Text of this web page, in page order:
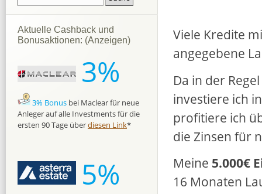
Viele Kredite
angegebene
Da in der
investiere ich
profitiere ich
die Zinsen für
Meine 5.000€
16 Monaten
Aktuelle Cashback und
Bonusaktionen: (Anzeigen)
3%
3% Bonus bei Maclear für neue
Anleger auf alle Investments für die
ersten 90 Tage überdiesen Link*
5%